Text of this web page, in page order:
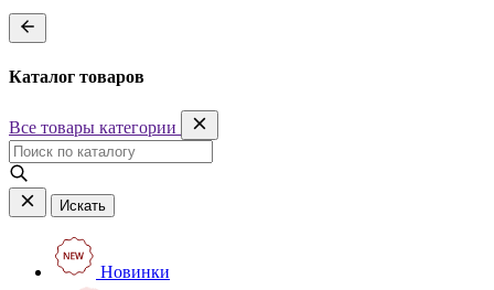
Каталог товаров
Все товары категории
Искать
Новинки